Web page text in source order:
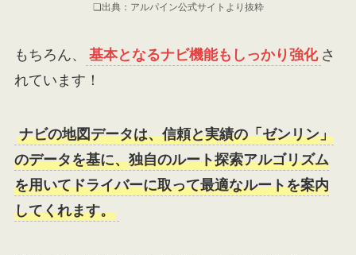
❏出典：アルパイン公式サイトより抜粋
もちろん、 基本となるナビ機能もしっかり強化 さ
れています！
ナビの地図データは、信頼と実績の「ゼンリン」
のデータを基に、独自のルート探索アルゴリズム
を用いてドライバーに取って最適なルートを案内
してくれます。